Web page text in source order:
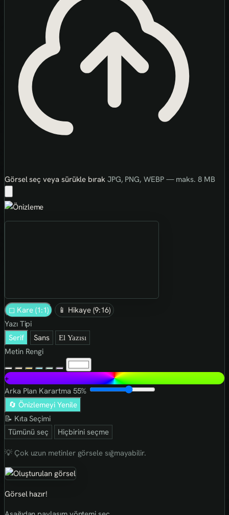
Görsel seç veya sürükle bırak JPG, PNG, WEBP — maks. 8 MB
◻ Kare (1:1)
📱 Hikaye (9:16)
Yazı Tipi
Serif
Sans El Yazısı
Metin Rengi
+
Arka Plan Karartma 55%
🔄 Önizlemeyi Yenile
📝 Kıta Seçimi
Tümünü seç
Hiçbirini seçme
💡 Çok uzun metinler görsele sığmayabilir.
Görsel hazır!